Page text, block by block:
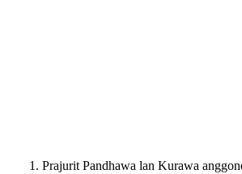
1. Prajurit Pandhawa lan Kurawa